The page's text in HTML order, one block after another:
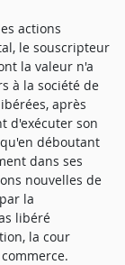
actions
le souscripteur
la valeur n'a
à la société de
après
d'exécuter son
déboutant
dans ses
nouvelles de
la
libéré
la cour